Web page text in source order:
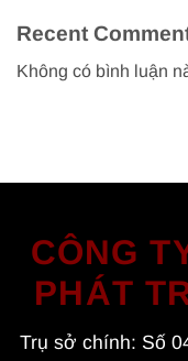
Recent
Không có bình luận
CÔNG
PHÁT
Trụ sở chính: Số